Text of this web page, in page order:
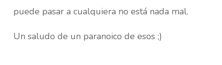
puede pasar a cualquiera no está nada mal.
Un saludo de un paranoico de esos ;)